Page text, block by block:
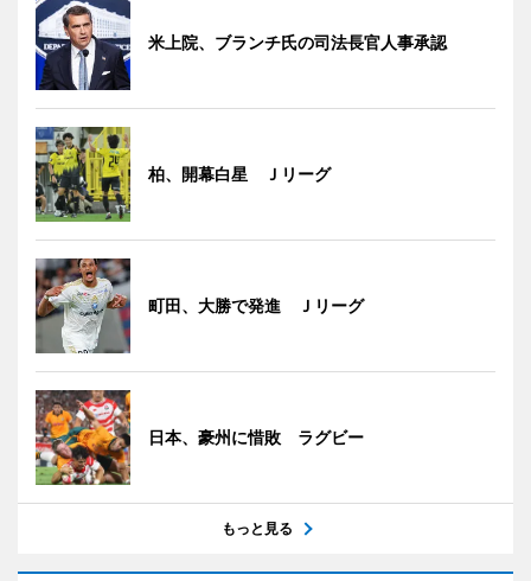
米上院、ブランチ氏の司法長官人事承認
柏、開幕白星 Ｊリーグ
町田、大勝で発進 Ｊリーグ
日本、豪州に惜敗 ラグビー
もっと見る